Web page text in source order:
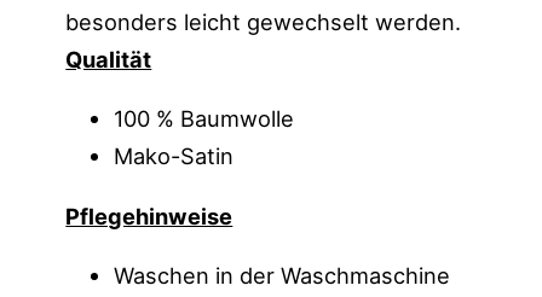
besonders leicht gewechselt werden.
Qualität
100 % Baumwolle
Mako-Satin
Pflegehinweise
Waschen in der Waschmaschine